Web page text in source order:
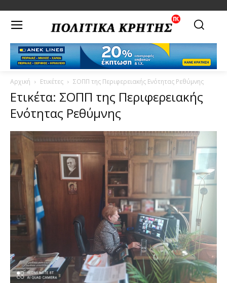
Αρχική Ετικέτες ΣΟΠΠ της Περιφερειακής Ενότητας Ρεθύμνης
Ετικέτα: ΣΟΠΠ της Περιφερειακής
Ενότητας Ρεθύμνης